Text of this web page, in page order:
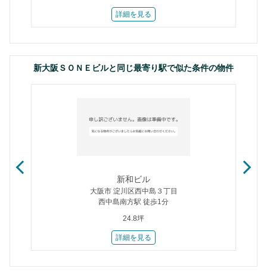
詳細を見る
新大阪ＳＯＮＥビルと同じ最寄り駅で似た条件の物件
新和ビル
大阪市 淀川区西中島３丁目
西中島南方駅 徒歩1分
24.8坪
詳細を見る